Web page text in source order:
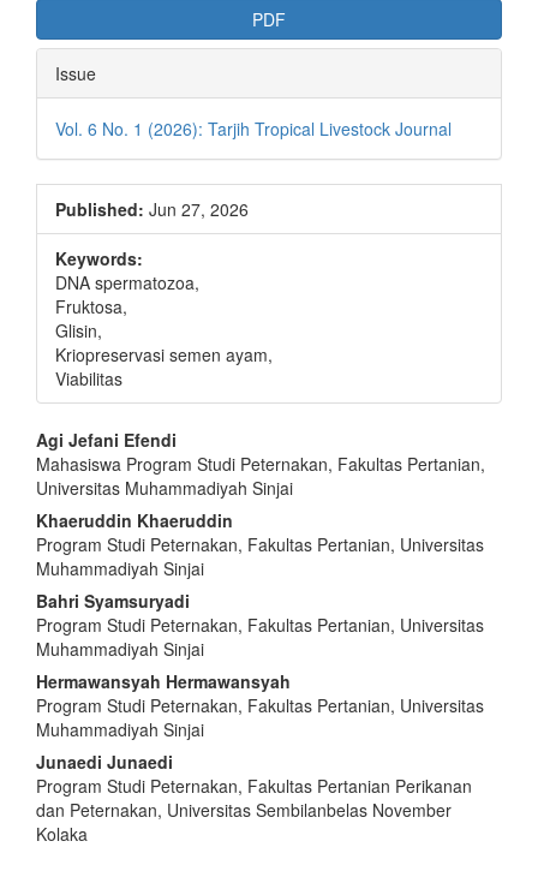
PDF
Issue
Vol. 6 No. 1 (2026): Tarjih Tropical Livestock Journal
Published: Jun 27, 2026
Keywords:
DNA spermatozoa,
Fruktosa,
Glisin,
Kriopreservasi semen ayam,
Viabilitas
Main
Article
Content
Agi Jefani Efendi
Mahasiswa Program Studi Peternakan, Fakultas Pertanian,
Universitas Muhammadiyah Sinjai
Khaeruddin Khaeruddin
Program Studi Peternakan, Fakultas Pertanian, Universitas
Muhammadiyah Sinjai
Bahri Syamsuryadi
Program Studi Peternakan, Fakultas Pertanian, Universitas
Muhammadiyah Sinjai
Hermawansyah Hermawansyah
Program Studi Peternakan, Fakultas Pertanian, Universitas
Muhammadiyah Sinjai
Junaedi Junaedi
Program Studi Peternakan, Fakultas Pertanian Perikanan
dan Peternakan, Universitas Sembilanbelas November
Kolaka